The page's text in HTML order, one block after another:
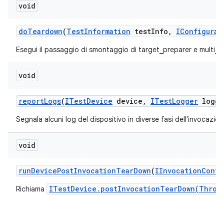
void
doTeardown(TestInformation testInfo ,
Esegui il passaggio di smontaggio di target_preparer e
void
reportLogs(ITestDevice device , ITestLogger
Segnala alcuni log del dispositivo in diverse fasi
void
runDevicePostInvocationTearDown(IInvocation
Richiama